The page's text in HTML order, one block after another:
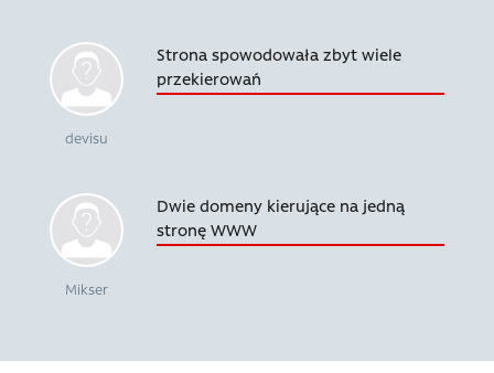
devisu
Strona spowodowała zbyt wiele
przekierowań
Mikser
Dwie domeny kierujące na jedną
stronę WWW